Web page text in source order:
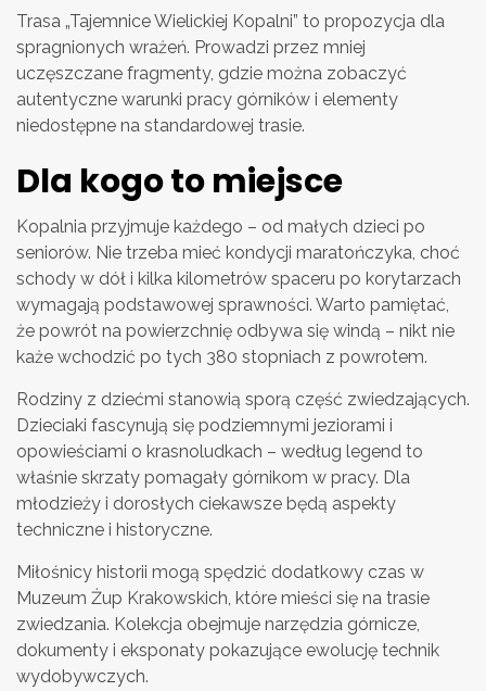
Trasa „Tajemnice Wielickiej Kopalni” to propozycja dla
spragnionych wrażeń. Prowadzi przez mniej
uczęszczane fragmenty, gdzie można zobaczyć
autentyczne warunki pracy górników i elementy
niedostępne na standardowej trasie.
Dla kogo to miejsce
Kopalnia przyjmuje każdego – od małych dzieci po
seniorów. Nie trzeba mieć kondycji maratończyka, choć
schody w dół i kilka kilometrów spaceru po korytarzach
wymagają podstawowej sprawności. Warto pamiętać,
że powrót na powierzchnię odbywa się windą – nikt nie
każe wchodzić po tych 380 stopniach z powrotem.
Rodziny z dziećmi stanowią sporą część zwiedzających.
Dzieciaki fascynują się podziemnymi jeziorami i
opowieściami o krasnoludkach – według legend to
właśnie skrzaty pomagały górnikom w pracy. Dla
młodzieży i dorosłych ciekawsze będą aspekty
techniczne i historyczne.
Miłośnicy historii mogą spędzić dodatkowy czas w
Muzeum Żup Krakowskich, które mieści się na trasie
zwiedzania. Kolekcja obejmuje narzędzia górnicze,
dokumenty i eksponaty pokazujące ewolucję technik
wydobywczych.